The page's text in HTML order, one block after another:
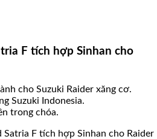
F tích hợp Sinhan cho
cho Suzuki Raider xăng cơ.
Suzuki Indonesia.
trong chóa.